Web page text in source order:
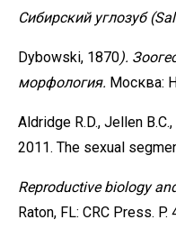
Сибирский углозуб
Dybowski, 1870).
морфология. Москва:
Aldridge R.D., Jellen
2011. The sexual
Reproductive biology
Raton, FL: CRC Press. P.